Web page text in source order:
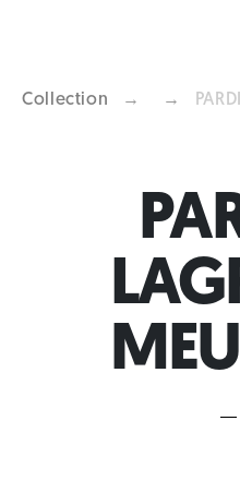
Collection → →